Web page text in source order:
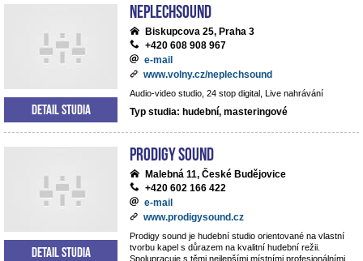
NEPLECHSOUND
Biskupcova 25, Praha 3
+420 608 908 967
e-mail
www.volny.cz/neplechsound
Audio-video studio, 24 stop digital, Live nahrávání
Typ studia: hudební, masteringové
Detail studia
Prodigy Sound
Malebná 11, České Budějovice
+420 602 166 422
e-mail
www.prodigysound.cz
Prodigy sound je hudební studio orientované na vlastní
tvorbu kapel s důrazem na kvalitní hudební režii.
Spolupracuje s těmi nejlepšími místními profesionálními
Detail studia